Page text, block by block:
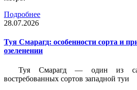
Подробнее
28.07.2026
Туя Смарагд: особенности сорта и
озеленении
Туя Смарагд — один из
востребованных сортов западной туи